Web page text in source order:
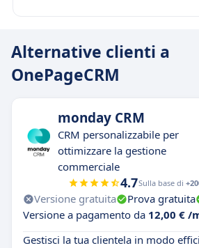
Alternative clienti a
OnePageCRM
monday CRM
CRM personalizzabile per
ottimizzare la gestione
commerciale
4.7Sulla base di
Versione gratuita Prova gratuita
Versione a pagamento da 12,00 € /
Gestisci la tua clientela in modo